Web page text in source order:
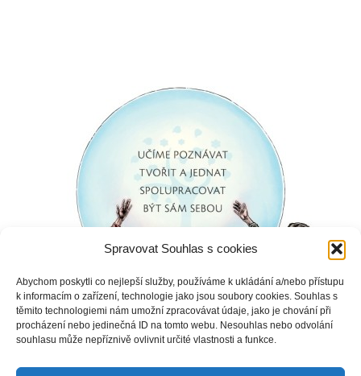
Spravovat Souhlas s cookies
Abychom poskytli co nejlepší služby, používáme k ukládání a/nebo přístupu
k informacím o zařízení, technologie jako jsou soubory cookies. Souhlas s
těmito technologiemi nám umožní zpracovávat údaje, jako je chování při
procházení nebo jedinečná ID na tomto webu. Nesouhlas nebo odvolání
souhlasu může nepříznivě ovlivnit určité vlastnosti a funkce.